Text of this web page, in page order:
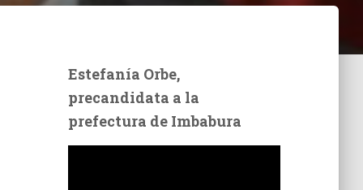
Estefanía Orbe,
precandidata a la
prefectura de Imbabura